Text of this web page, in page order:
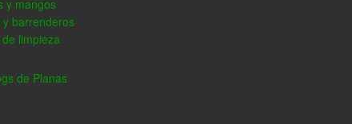
y mangos
y barrenderos
limpieza
de Planas